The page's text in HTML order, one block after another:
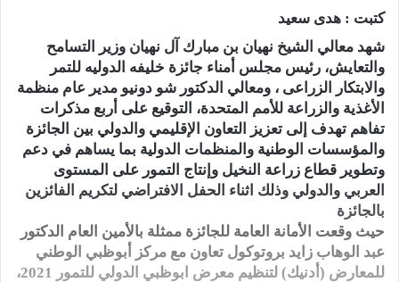
كتبت : هدى سعيد
شهد معالي الشيخ نهيان بن مبارك آل نهيان وزير التسامح
والتعايش، رئيس مجلس أمناء جائزة خليفه الدوليه للتمر
والابتكار الزراعى ، ومعالي الدكتور شو دونيو مدير عام منظمة
الأغذية والزراعة للأمم المتحدة، التوقيع على أربع مذكرات
تفاهم تهدف إلى تعزيز التعاون الإقليمي والدولي بين الجائزة
والمؤسسات الوطنية والمنظمات الدولية بما يساهم في دعم
وتطوير قطاع زراعة النخيل وإنتاج التمور على المستوى
العربي والدولي وذلك اثناء الحفل الافتراضي لتكريم الفائزين
بالجائزة
حيث وقعت الأمانة العامة للجائزة ممثلة بالأمين العام الدكتور
عبد الوهاب زايد بروتوكول تعاون مع مركز أبوظبي الوطني
للمعارض (أدنيك) لتنظيم معرض ابوظبي الدولي للتمور 2021،